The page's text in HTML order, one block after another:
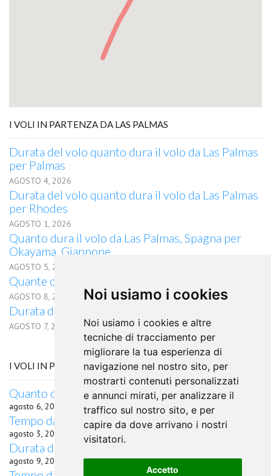
Noi usiamo i cookies
Noi usiamo i cookies e altre
tecniche di tracciamento per
migliorare la tua esperienza di
navigazione nel nostro sito, per
mostrarti contenuti personalizzati
e annunci mirati, per analizzare il
traffico sul nostro sito, e per
capire da dove arrivano i nostri
visitatori.
Accetto
I VOLI IN PARTENZA DA LAS PALMAS
Durata del volo quanto dura il volo da Las Palmas
per Palmas
AGOSTO 4, 2026
Durata del volo quanto dura il volo da Las Palmas
per Rhodes
AGOSTO 1, 2026
Quanto dura il volo da Las Palmas, Spagna per
Okayama, Giappone
AGOSTO 5, 2026
Quante ore di volo da Las Palmas a Timisoara?
AGOSTO 8, 2026
Durata del volo da Las Palmas per Mangalore
AGOSTO 7, 2026
I VOLI IN PARTENZA DA LULEA
Quanto dura il volo in aereo da Lulea a Bourgas
agosto 6, 2026
Tempo da Lulea a Fiume in aereo
agosto 3, 2026
Durata del volo da Lulea per Muscat
agosto 9, 2026